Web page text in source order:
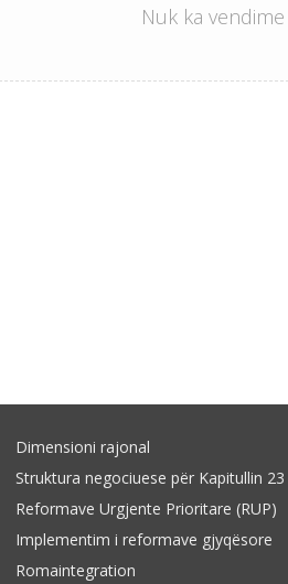
Nuk ka vendime
Dimensioni rajonal
Struktura negociuese për Kapitullin 23
Reformave Urgjente Prioritare (RUP)
Implementim i reformave gjyqësore
Romaintegration